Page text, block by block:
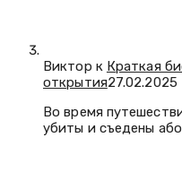
Виктор к Краткая
открытия27.02.2025
Во время
убиты и съедены